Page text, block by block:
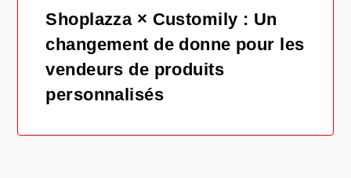
Shoplazza × Customily : Un
changement de donne pour les
vendeurs de produits
personnalisés